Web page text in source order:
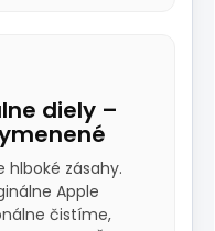
diely –
hlboké zásahy.
Apple
čistíme,